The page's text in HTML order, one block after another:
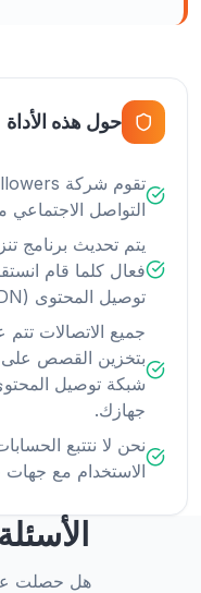
حول هذه الأداة
التواصل الاجتماعي منذ
يتم تحديث برنامج
فعال كلما قام
توصيل المحتوى (CDN) أو نقاط نهاية القصص.
بتخزين القصص على
جهازك.
نحن لا نتتبع
الاستخدام مع جهات
هل حصلت